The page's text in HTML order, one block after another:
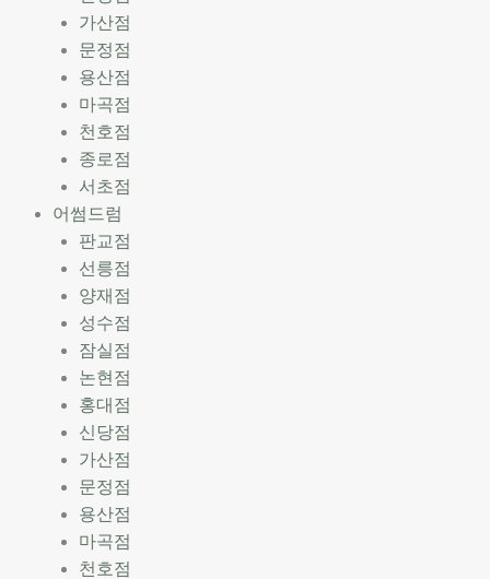
가산점
문정점
용산점
마곡점
천호점
종로점
서초점
어썸드럼
판교점
선릉점
양재점
성수점
잠실점
논현점
홍대점
신당점
가산점
문정점
용산점
마곡점
천호점